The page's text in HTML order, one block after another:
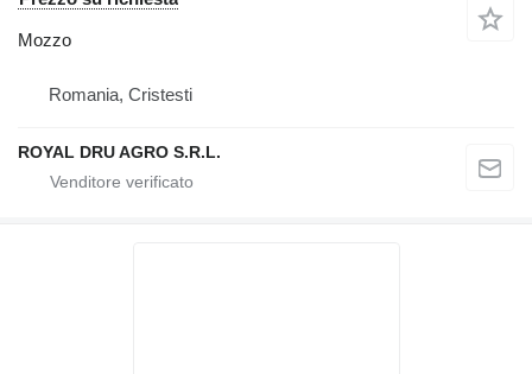
Mozzo
Romania, Cristesti
ROYAL DRU AGRO S.R.L.